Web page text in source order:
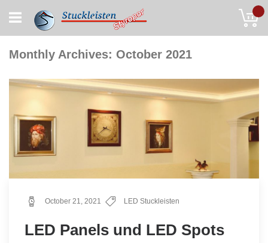
to
Content
Monthly Archives: October 2021
October 21, 2021 LED Stuckleisten
LED Panels und LED Spots